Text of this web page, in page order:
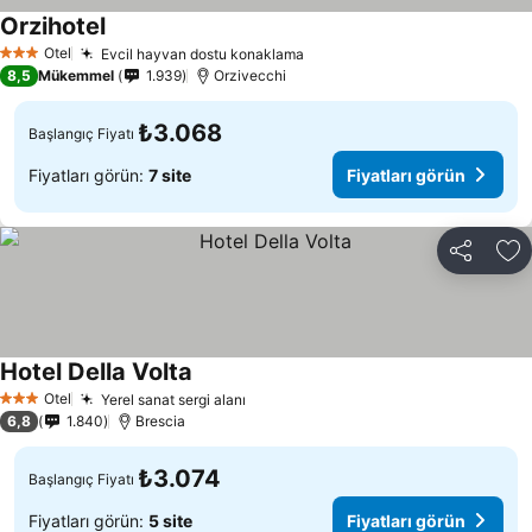
3 YıldızOtel Evcil hayvan dostu konaklama
Orzihotel
8,5 Mükemmel 1.939 Orzivecchi
Başlangıç Fiyatı ₺3.068
Fiyatları görün: 7 site Fiyatları görün
Paylaş
3 YıldızOtel Yerel sanat sergi alanı
Hotel Della Volta
6,8 1.840 Brescia
Başlangıç Fiyatı ₺3.074
Fiyatları görün: 5 site Fiyatları görün